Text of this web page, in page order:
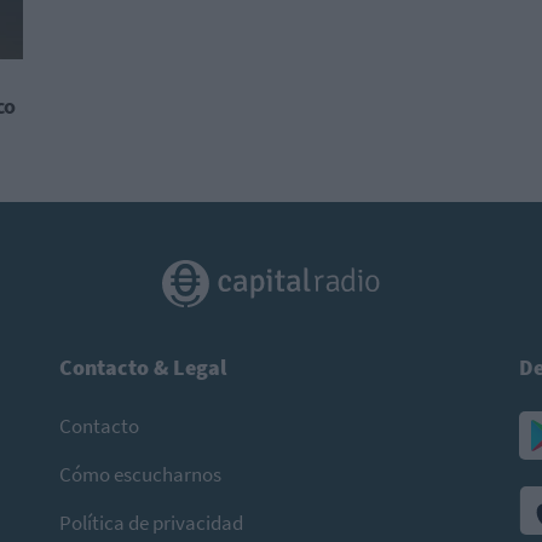
Contacto & Legal
Contacto
Cómo escucharnos
Política de privacidad